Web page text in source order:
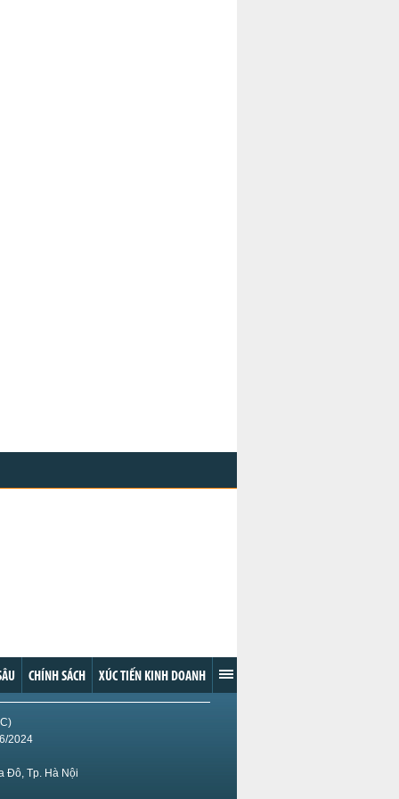
CHÍNH SÁCH XÚC TIẾN KINH DOANH
2024
Đô, Tp. Hà Nội